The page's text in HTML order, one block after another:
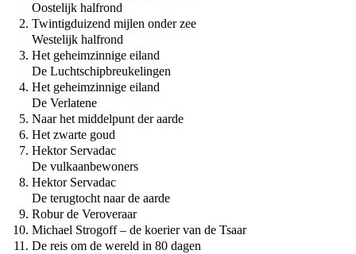
Oostelijk halfrond
Twintigduizend mijlen onder zee
Westelijk halfrond
Het geheimzinnige eiland
De Luchtschipbreukelingen
Het geheimzinnige eiland
De Verlatene
Naar het middelpunt der aarde
Het zwarte goud
Hektor Servadac
De vulkaanbewoners
Hektor Servadac
De terugtocht naar de aarde
Robur de Veroveraar
Michael Strogoff – de koerier van de Tsaar
De reis om de wereld in 80 dagen